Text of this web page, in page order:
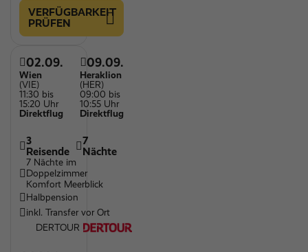
VERFÜGBARKEIT
PRÜFEN
02.09.
Wien
(VIE)
11:30 bis
15:20 Uhr
Direktflug
09.09.
Heraklion
(HER)
09:00 bis
10:55 Uhr
Direktflug
3
Reisende
7
Nächte
7 Nächte im
Doppelzimmer
Komfort Meerblick
Halbpension
inkl. Transfer vor Ort
DERTOUR